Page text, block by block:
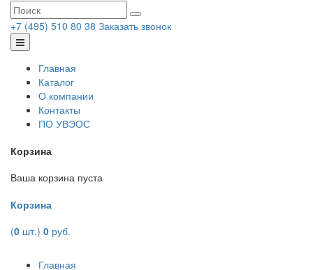
+7 (495) 510 80 38 Заказать звонок
Главная
Каталог
О компании
Контакты
ПО УВЭОС
Корзина
Ваша корзина пуста
Корзина
(0 шт.) 0 руб.
Главная